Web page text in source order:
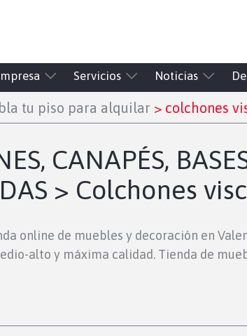
Servicios Noticias
tu piso para alquilar > colchones
CANAPÉS,
> Colchones
online de muebles y decoración en
alto y máxima calidad. Tienda de